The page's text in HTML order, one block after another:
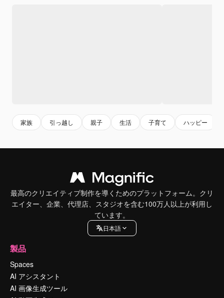
家族 引っ越し 親子 生活 子育て ハッピー
最高のクリエイティブ制作を導くためのプラットフォーム。クリ
エイター、企業、代理店、スタジオを含む100万人以上が利用し
ています。
日本語
製品
Spaces
AI アシスタント
AI 画像生成ツール